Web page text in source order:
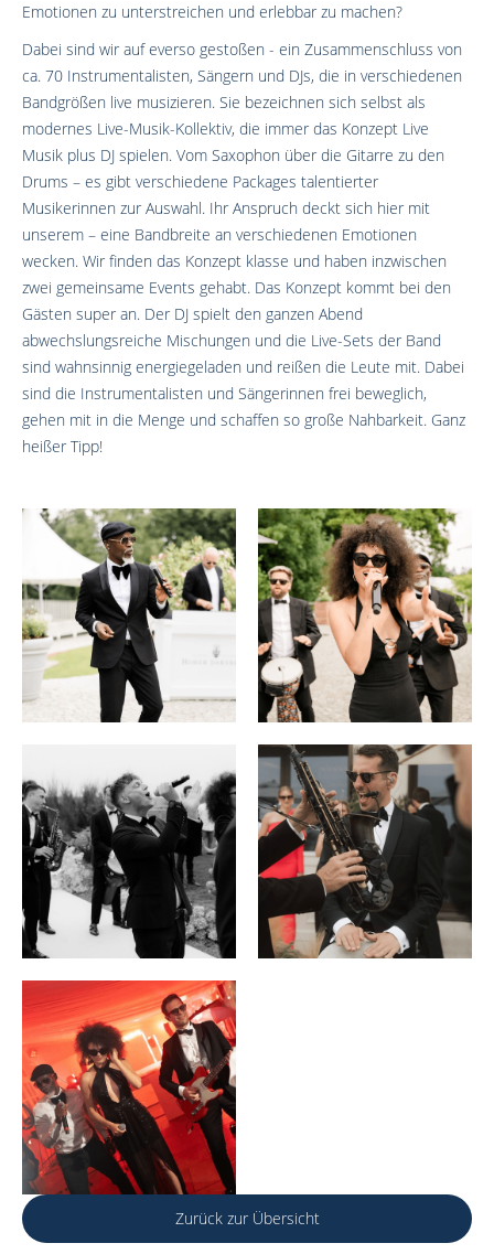
Emotionen zu unterstreichen und erlebbar zu machen?
Dabei sind wir auf everso gestoßen - ein Zusammenschluss von
ca. 70 Instrumentalisten, Sängern und DJs, die in verschiedenen
Bandgrößen live musizieren. Sie bezeichnen sich selbst als
modernes Live-Musik-Kollektiv, die immer das Konzept Live
Musik plus DJ spielen. Vom Saxophon über die Gitarre zu den
Drums – es gibt verschiedene Packages talentierter
Musikerinnen zur Auswahl. Ihr Anspruch deckt sich hier mit
unserem – eine Bandbreite an verschiedenen Emotionen
wecken. Wir finden das Konzept klasse und haben inzwischen
zwei gemeinsame Events gehabt. Das Konzept kommt bei den
Gästen super an. Der DJ spielt den ganzen Abend
abwechslungsreiche Mischungen und die Live-Sets der Band
sind wahnsinnig energiegeladen und reißen die Leute mit. Dabei
sind die Instrumentalisten und Sängerinnen frei beweglich,
gehen mit in die Menge und schaffen so große Nahbarkeit. Ganz
heißer Tipp!
Zurück zur Übersicht